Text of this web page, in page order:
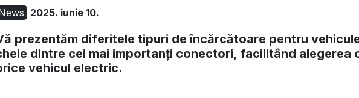
2025. iunie 10.
prezentăm diferitele tipuri de încărcătoare pentru
dintre cei mai importanți conectori, facilitând alegerea
vehicul electric.